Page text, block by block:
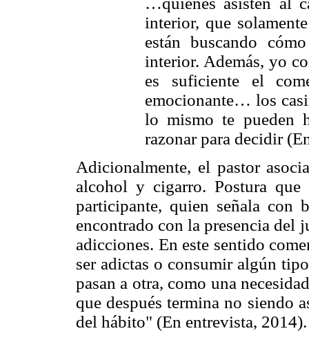
interior, que
están buscando
interior. Además, yo
es suficiente el
emocionante… los
lo mismo te pueden
razonar para decidir
Adicionalmente, el pastor
alcohol y cigarro. Postura que
participante, quien señala con
encontrado con la presencia del
adicciones. En este sentido
ser adictas o consumir algún
pasan a otra, como una
que después termina no siendo
del hábito" (En entrevista, 2014).